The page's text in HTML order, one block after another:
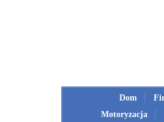
Dom
Motoryzacja